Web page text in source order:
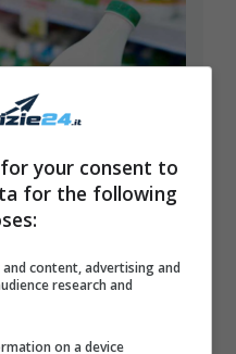
del
your consent to
for the following
content, advertising and
research and
on a device